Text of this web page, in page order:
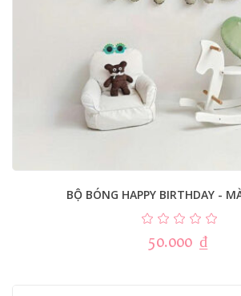
BỘ BÓNG HAPPY BIRTHDAY -
50.000 ₫